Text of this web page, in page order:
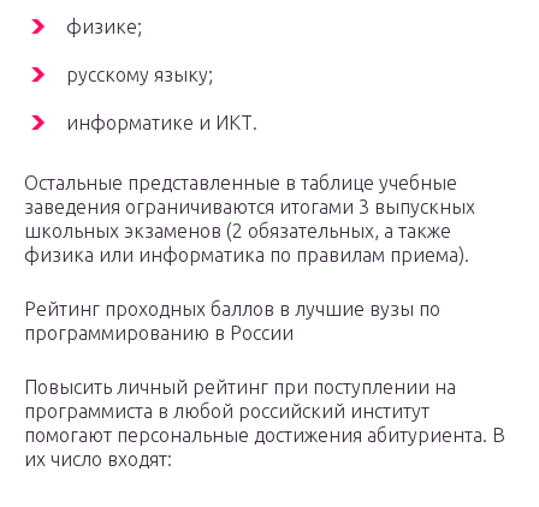
физике;
русскому языку;
информатике и ИКТ.
Остальные представленные в таблице учебные
заведения ограничиваются итогами 3 выпускных
школьных экзаменов (2 обязательных, а также
физика или информатика по правилам приема).
Рейтинг проходных баллов в лучшие вузы по
программированию в России
Повысить личный рейтинг при поступлении на
программиста в любой российский институт
помогают персональные достижения абитуриента. В
их число входят: